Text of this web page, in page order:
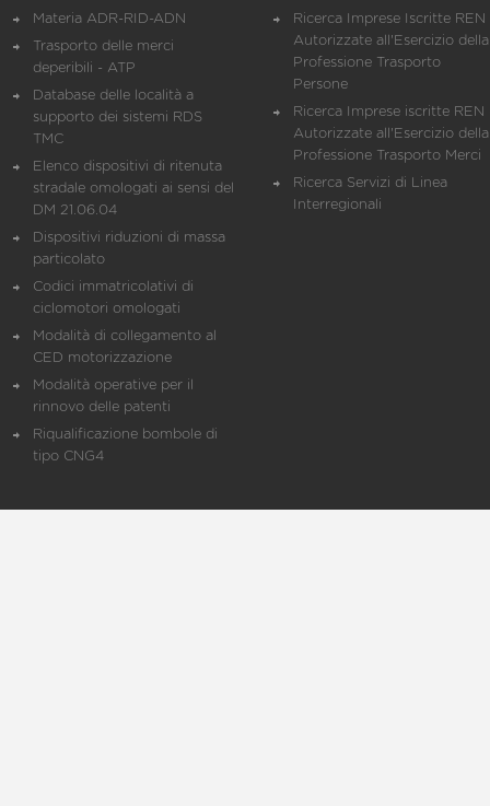
Materia ADR-RID-ADN
Trasporto delle merci
deperibili - ATP
Database delle località a
supporto dei sistemi RDS
TMC
Elenco dispositivi di ritenuta
stradale omologati ai sensi del
DM 21.06.04
Dispositivi riduzioni di massa
particolato
Codici immatricolativi di
ciclomotori omologati
Modalità di collegamento al
CED motorizzazione
Modalità operative per il
rinnovo delle patenti
Riqualificazione bombole di
tipo CNG4
Ricerca Imprese Iscritte REN
Autorizzate all'Esercizio della
Professione Trasporto
Persone
Ricerca Imprese iscritte REN
Autorizzate all'Esercizio della
Professione Trasporto Merci
Ricerca Servizi di Linea
Interregionali